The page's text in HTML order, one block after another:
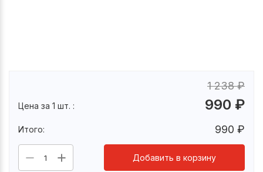
Цена за 1 шт. :
1 238₽
990 ₽
Итого: 990 ₽
1 Добавить в корзину